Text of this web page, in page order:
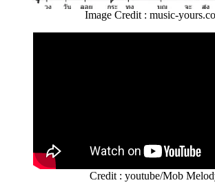
Image Credit : music-
Credit : youtube/Mob